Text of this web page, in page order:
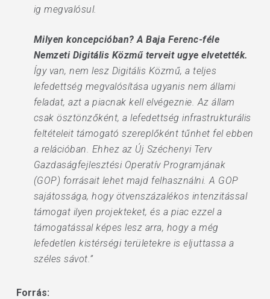
ig megvalósul.
Milyen koncepcióban? A Baja Ferenc-féle
Nemzeti Digitális Közmű terveit ugye elvetették.
Így van, nem lesz Digitális Közmű, a teljes
lefedettség megvalósítása ugyanis nem állami
feladat, azt a piacnak kell elvégeznie. Az állam
csak ösztönzőként, a lefedettség infrastrukturális
feltételeit támogató szereplőként tűnhet fel ebben
a relációban. Ehhez az Új Széchenyi Terv
Gazdaságfejlesztési Operatív Programjának
(GOP) forrásait lehet majd felhasználni. A GOP
sajátossága, hogy ötvenszázalékos intenzitással
támogat ilyen projekteket, és a piac ezzel a
támogatással képes lesz arra, hogy a még
lefedetlen kistérségi területekre is eljuttassa a
széles sávot.”
Forrás: